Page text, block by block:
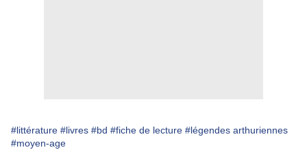
#littérature #livres #bd #fiche de lecture #légendes arthuriennes
#moyen-age